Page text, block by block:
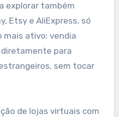
explorar também
Etsy e AliExpress, só
mais ativo: vendia
para
sem tocar
de lojas virtuais com